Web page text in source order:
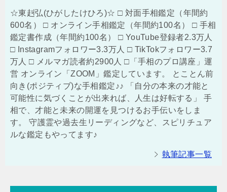
☆東赳弘(ひがしたけひろ)☆ □ 対面手相鑑定（年間約
600名） □ オンライン手相鑑定（年間約100名） □ 手相
鑑定書作成（年間約100名） □ YouTube登録者2.3万人
□ Instagramフォロワー3.3万人 □ TikTokフォロワー3.7
万人 □ メルマガ読者約2900人 □「手相のプロ講座」運
営 オンライン「ZOOM」鑑定しています。 とことん前
向き(ポジティブ)な手相鑑定♪♪ 「自分の本来の才能と
可能性に気づくことが出来れば、人生は好転する」 手
相で、才能と未来の開運を見つけるお手伝いをしま
す。 守護霊や過去生リーディングなど、スピリチュア
ルな鑑定もやってます♪
執筆記事一覧